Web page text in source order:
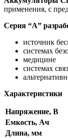
применения, с
Серия “A”
источник
системах
медицине
системах
Характеристики
Напряжение, В
Емкость, Ач
Длина, мм